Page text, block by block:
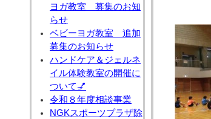
ヨガ教室 募集のお知
らせ
ベビーヨガ教室 追加
募集のお知らせ
ハンドケア＆ジェルネ
イル体験教室の開催に
ついて💅
令和８年度相談事業
NGKスポーツプラザ除